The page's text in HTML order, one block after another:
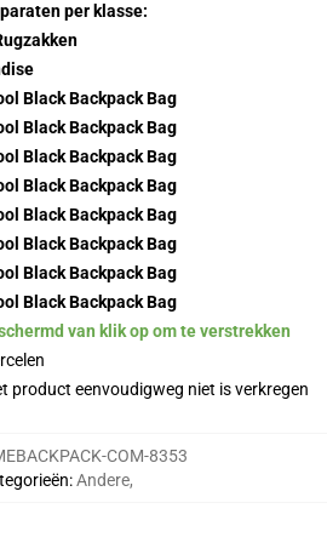
per klasse:
van klik op om te verstrekken
product eenvoudigweg niet is verkregen
COM-8353
:Andere,